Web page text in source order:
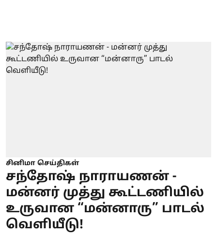
சினிமா செய்திகள்
சந்தோஷ் நாராயணன் -
மன்னர் முத்து கூட்டணியில்
உருவான “மன்னாரு” பாடல்
வெளியீடு!